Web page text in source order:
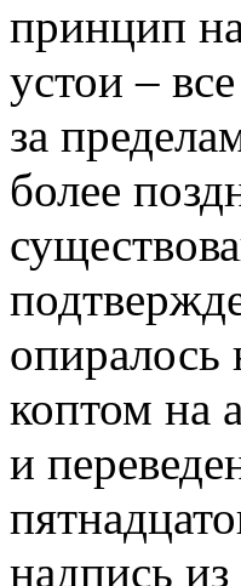
принцип
устои –
за
более
опиралось
коптом на
и
надпись